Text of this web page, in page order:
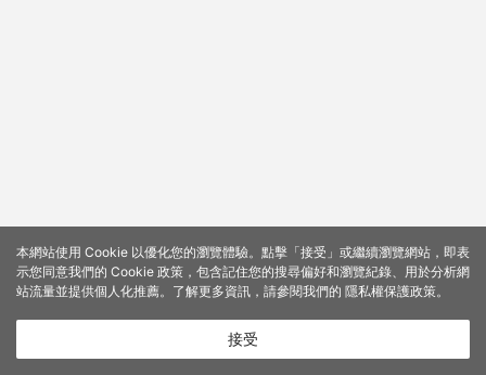
本網站使用 Cookie 以優化您的瀏覽體驗。點擊「接受」或繼續瀏覽網站，即表
示您同意我們的 Cookie 政策，包含記住您的搜尋偏好和瀏覽紀錄、用於分析網
站流量並提供個人化推薦。了解更多資訊，請參閱我們的 隱私權保護政策。
接受